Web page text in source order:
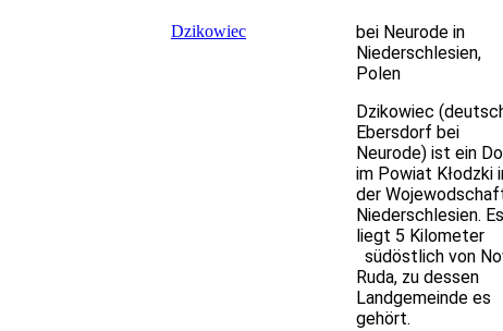
Dzikowiec
bei Neurode in
Niederschlesien,
Polen
Dzikowiec
Ebersdorf bei
Neurode) ist ein
im Powiat Kłodzki
der
Niederschlesien. Es
liegt 5 Kilometer
südöstlich von
Ruda, zu dessen
Landgemeinde es
gehört.